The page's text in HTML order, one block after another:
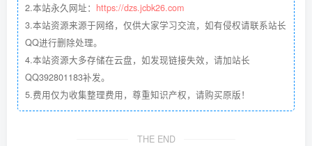
2.本站永久网址： https://dzs.jcbk26.com
3.本站资源来源于网络，仅供大家学习交流，如有侵权请联系站长
QQ进行删除处理。
4.本站资源大多存储在云盘，如发现链接失效，请加站长
QQ392801183补发。
5.费用仅为收集整理费用，尊重知识产权，请购买原版！
THE END